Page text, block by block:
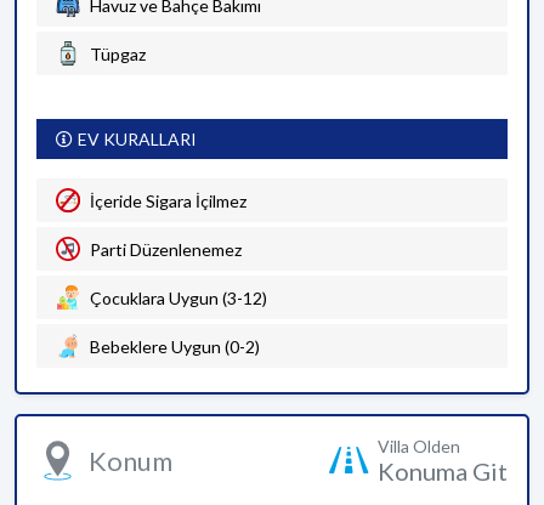
Havuz ve Bahçe Bakımı
Tüpgaz
EV KURALLARI
İçeride Sigara İçilmez
Parti Düzenlenemez
Çocuklara Uygun (3-12)
Bebeklere Uygun (0-2)
Konum Villa Olden
Konuma Git